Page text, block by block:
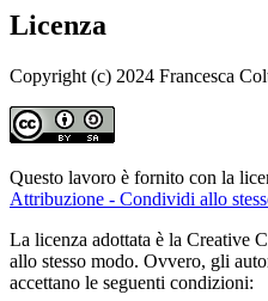
Licenza
Copyright (c) 2024 Francesca
Questo lavoro è fornito con la
Attribuzione - Condividi allo
La licenza adottata è la Creative
allo stesso modo. Ovvero, gli
accettano le seguenti condizioni: